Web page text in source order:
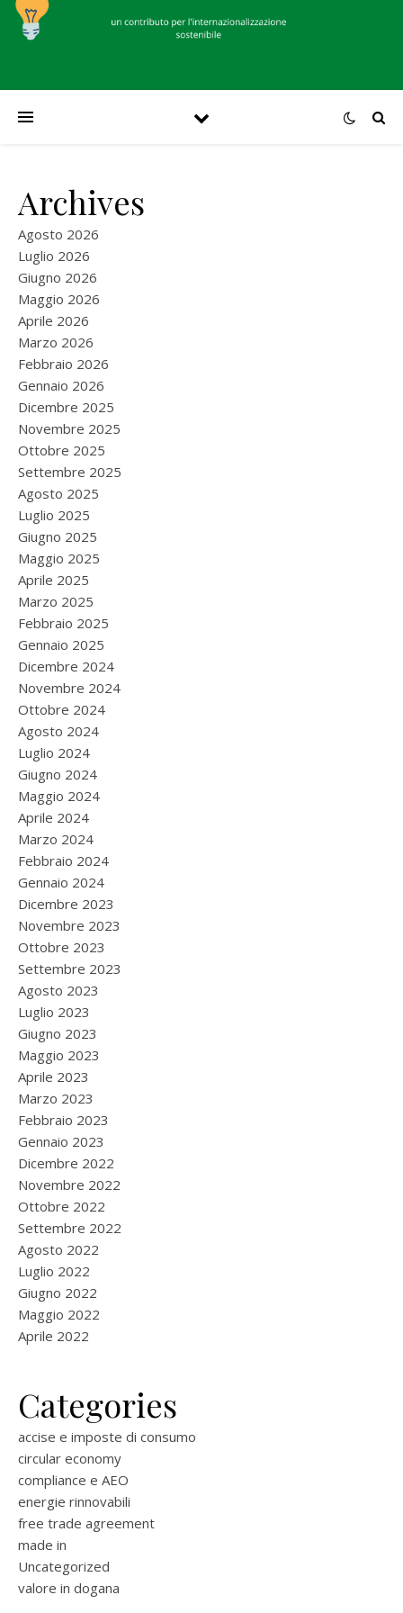
Archives
Agosto 2026
Luglio 2026
Giugno 2026
Maggio 2026
Aprile 2026
Marzo 2026
Febbraio 2026
Gennaio 2026
Dicembre 2025
Novembre 2025
Ottobre 2025
Settembre 2025
Agosto 2025
Luglio 2025
Giugno 2025
Maggio 2025
Aprile 2025
Marzo 2025
Febbraio 2025
Gennaio 2025
Dicembre 2024
Novembre 2024
Ottobre 2024
Agosto 2024
Luglio 2024
Giugno 2024
Maggio 2024
Aprile 2024
Marzo 2024
Febbraio 2024
Gennaio 2024
Dicembre 2023
Novembre 2023
Ottobre 2023
Settembre 2023
Agosto 2023
Luglio 2023
Giugno 2023
Maggio 2023
Aprile 2023
Marzo 2023
Febbraio 2023
Gennaio 2023
Dicembre 2022
Novembre 2022
Ottobre 2022
Settembre 2022
Agosto 2022
Luglio 2022
Giugno 2022
Maggio 2022
Aprile 2022
Categories
accise e imposte di consumo
circular economy
compliance e AEO
energie rinnovabili
free trade agreement
made in
Uncategorized
valore in dogana